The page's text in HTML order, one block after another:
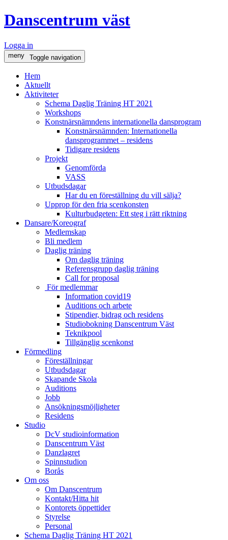
Danscentrum väst
Logga in
meny Toggle navigation
Hem
Aktuellt
Aktiviteter
Schema Daglig Träning HT 2021
Workshops
Konstnärsnämndens internationella dansprogram
Konstnärsnämnden: Internationella
dansprogrammet – residens
Tidigare residens
Projekt
Genomförda
VASS
Utbudsdagar
Har du en föreställning du vill sälja?
Upprop för den fria scenkonsten
Kulturbudgeten: Ett steg i rätt riktning
Dansare/Koreograf
Medlemskap
Bli medlem
Daglig träning
Om daglig träning
Referensgrupp daglig träning
Call for proposal
För medlemmar
Information covid19
Auditions och arbete
Stipendier, bidrag och residens
Studiobokning Danscentrum Väst
Teknikpool
Tillgänglig scenkonst
Förmedling
Föreställningar
Utbudsdagar
Skapande Skola
Auditions
Jobb
Ansökningsmöjligheter
Residens
Studio
DcV studioinformation
Danscentrum Väst
Danzlagret
Spinnstudion
Borås
Om oss
Om Danscentrum
Kontakt/Hitta hit
Kontorets öppettider
Styrelse
Personal
Schema Daglig Träning HT 2021